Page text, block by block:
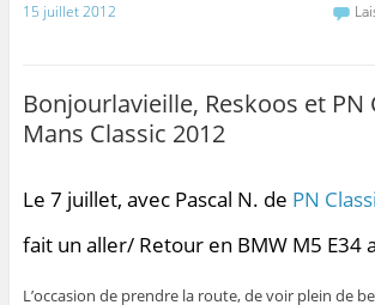
15 juillet 2012
Bonjourlavieille, Reskoos et PN
Mans Classic 2012
Le 7 juillet, avec Pascal N. de PN
fait un aller/ Retour en BMW M5 E34
L’occasion de prendre la route, de voir plein de